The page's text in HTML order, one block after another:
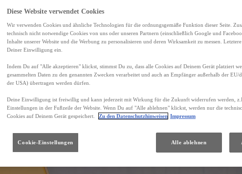
Diese Website verwendet Cookies
Wir verwenden Cookies und ähnliche Technologien für die ordnungsgemäße Funktion dieser Seite.
technisch nicht notwendige Cookies von uns oder unseren Partnern (einschließlich Google und
Inhalte unserer Website und die Werbung zu personalisieren und deren Wirksamkeit zu messen.
Deiner Einwilligung ein.
Indem Du auf "Alle akzeptieren" klickst, stimmst Du zu, dass alle Cookies auf Deinem Gerät platziert
gesammelten Daten zu den genannten Zwecken verarbeitet und auch an Empfänger außerhalb der EU/
der USA) übertragen werden dürfen.
Deine Einwilligung ist freiwillig und kann jederzeit mit Wirkung für die Zukunft widerrufen werden,
Einstellungen in der Fußzeile der Website. Wenn Du auf "Alle ablehnen" klickst, werden nur die
Cookies auf Deinem Gerät gespeichert.
Zu den Datenschutzhinweisen Impressum
Cookie-Einstellungen Alle ablehnen